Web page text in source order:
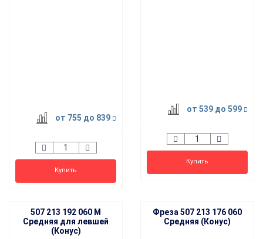
от 755 до 839
Купить
от 539 до 599
Купить
507 213 192 060 M
Средняя для левшей
(Конус)
Фреза 507 213 176 060
Средняя (Конус)